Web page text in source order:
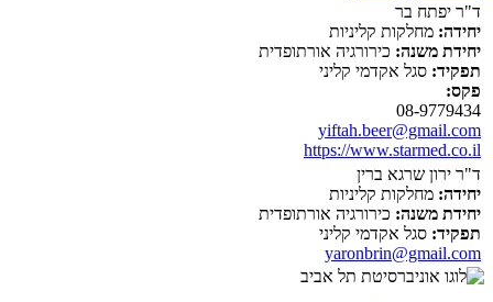
ד"ר יפתח בר
יחידה: מחלקות קליניות
יחידת משנה: כירורגיה אורתופדית
תפקיד: סגל אקדמי קליני
פקס:
08-9779434
yiftah.beer@gmail.com
https://www.starmed.co.il
ד"ר ירון שרגא ברין
יחידה: מחלקות קליניות
יחידת משנה: כירורגיה אורתופדית
תפקיד: סגל אקדמי קליני
yaronbrin@gmail.com